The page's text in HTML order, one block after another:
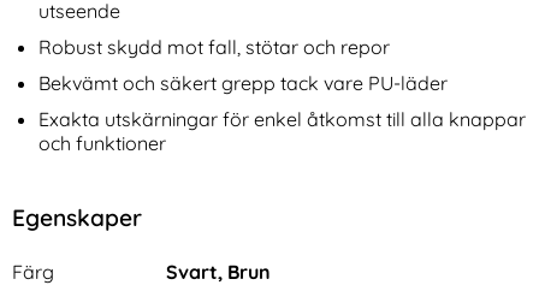
utseende
Robust skydd mot fall, stötar och repor
Bekvämt och säkert grepp tack vare PU-läder
Exakta utskärningar för enkel åtkomst till alla knappar
och funktioner
Egenskaper
Egenskaper/attribut för denna produkt
Attribut
Färg
Svart, Brun